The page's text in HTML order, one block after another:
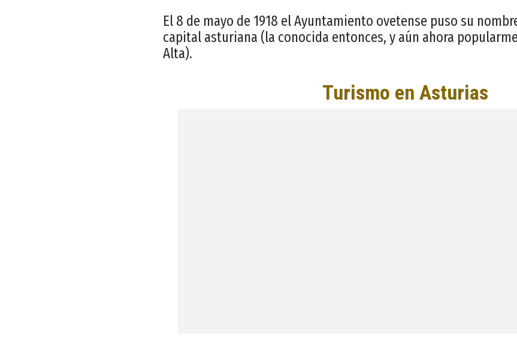
El 8 de mayo de 1918 el Ayuntamiento ovetense puso su
capital asturiana (la conocida entonces, y aún ahora
Alta).